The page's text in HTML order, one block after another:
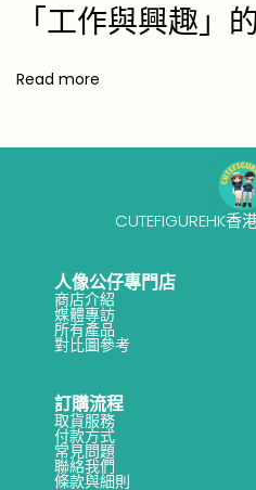
「工作與興趣」
Read more
CUTEFIGUREHK
人像公仔專門店
商店介紹
媒體專訪
所有產品
對比圖參考
訂購流程
取貨服務
付款方式
常見問題
聯絡我們
條款與細則